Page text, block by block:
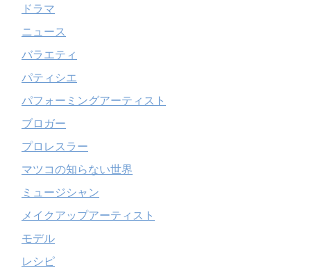
ドラマ
ニュース
バラエティ
パティシエ
パフォーミングアーティスト
ブロガー
プロレスラー
マツコの知らない世界
ミュージシャン
メイクアップアーティスト
モデル
レシピ